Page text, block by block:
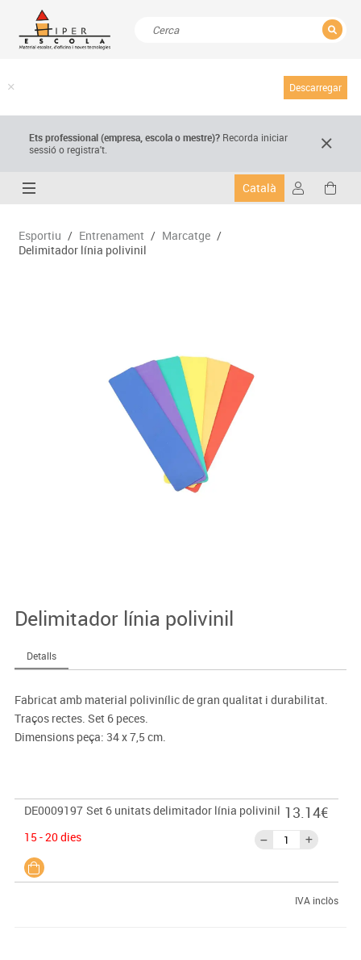
Descarregar
Ets professional (empresa,escola o mestre)? Recorda iniciar
sessió o registra't.
Català
Esportiu / Entrenament / Marcatge /
Delimitador línia polivinil
Delimitador línia polivinil
Detalls
Fabricat amb material polivinílic de gran qualitat i durabilitat.
Traços rectes. Set 6 peces.
Dimensions peça: 34 x 7,5 cm.
DE0009197 Set 6 unitats delimitador línia polivinil
15 - 20 dies
13.14€
IVA inclòs